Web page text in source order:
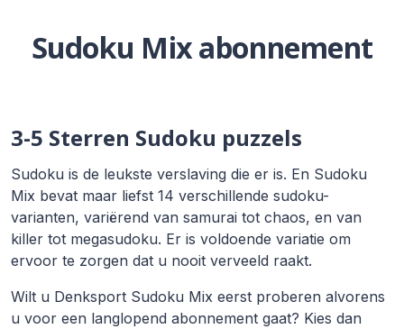
Sudoku Mix abonnement
3-5 Sterren Sudoku puzzels
Sudoku is de leukste verslaving die er is. En Sudoku
Mix bevat maar liefst 14 verschillende sudoku-
varianten, variërend van samurai tot chaos, en van
killer tot megasudoku. Er is voldoende variatie om
ervoor te zorgen dat u nooit verveeld raakt.
Wilt u Denksport Sudoku Mix eerst proberen alvorens
u voor een langlopend abonnement gaat? Kies dan